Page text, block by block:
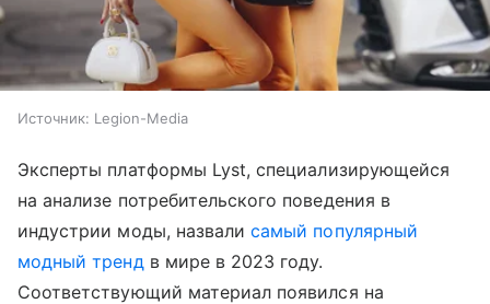
Источник: Legion-Media
Эксперты платформы Lyst, специализирующейся
на анализе потребительского поведения в
индустрии моды, назвалисамый популярный
модный трендв мире в 2023 году.
Соответствующий материал появился на